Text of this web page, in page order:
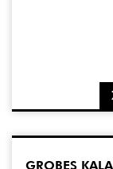
GROBES